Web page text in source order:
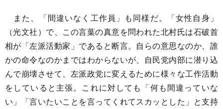
また、「間違いなく工作員」も同様だ。「女性自身」
（光文社）で、この言葉の真意を問われた北村氏は石破首
相が「左派活動家」であると断言。自らの意思なのか、誰
かの命令なのかまではわからないが、自民党内部に潜り込
んで崩壊させて、左派政党に変えるために様々な工作活動
をしていると主張。これに対しても「何も間違っていな
い」「言いたいことを言ってくれてスカッとした」と支持